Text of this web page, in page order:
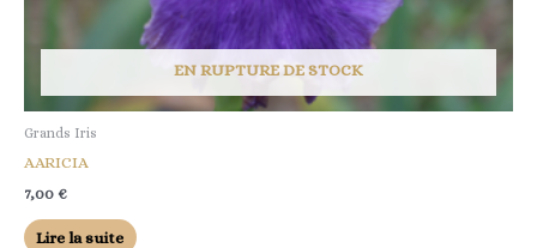
EN RUPTURE DE STOCK
Grands Iris
AARICIA
7,00 €
Lire la suite